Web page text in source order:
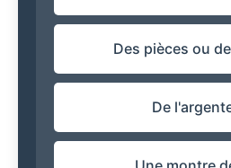
Des pièces ou
De